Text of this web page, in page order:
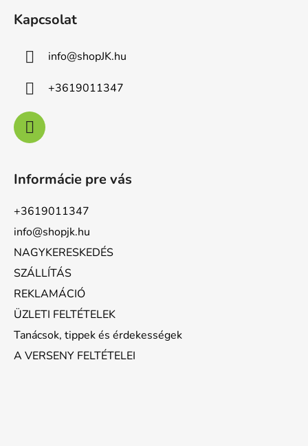
Kapcsolat
info@shopJK.hu
+3619011347
Informácie pre vás
+3619011347
info@shopjk.hu
NAGYKERESKEDÉS
SZÁLLÍTÁS
REKLAMÁCIÓ
ÜZLETI FELTÉTELEK
Tanácsok, tippek és érdekességek
A VERSENY FELTÉTELEI